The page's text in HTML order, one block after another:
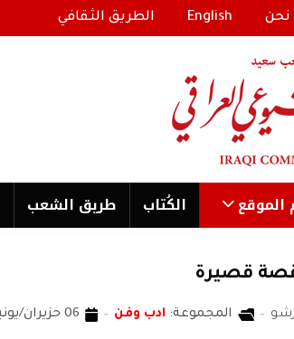
نحن English الطريق الثقافي
الموقع الكُتاب طریق الشعب
قصيرة
المجموعة: ادب وفن 06 حزيران/يونيو 2026